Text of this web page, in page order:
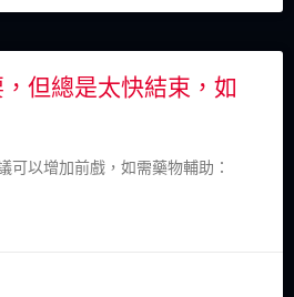
但總是太快結束，如
可以增加前戲，如需藥物輔助：